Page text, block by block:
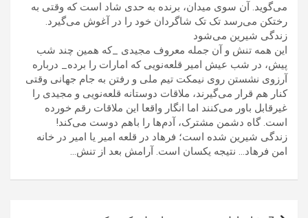
می‌گوید. آن سوی میدان، برنده به حدی شاد است که وقتی به
رختکن می‌رسد تک تک شاگردان خود را در آغوش می‌گیرد.
زندگی شیرین می‌شود
این همه تنش و آن جمله معروف مجیدی _که همین چند شب
پیش، در شب عیش امیر قلعه‌نویی که امارات را برده_ درباره
آرزوی نشستن روی نیمکت تیم ملی و رفتن به جام جهانی وقتی
کنار هم قرار می‌گیرند، ملاقات دوستانه قلعه‌نویی و مجیدی را
غیرقابل باور می‌کنند اما انگار واقعا این ملاقات رقم خورده
است. گاه دشمن مشترک، آدم‌ها را باهم دوست می‌کند!
زندگی شیرین شده است؛ فرهاد در قلعه امیر یا امیر در خانه
امن فرهاد… نتیجه یکسان است. آرامش بعد از تنش…
راهبری